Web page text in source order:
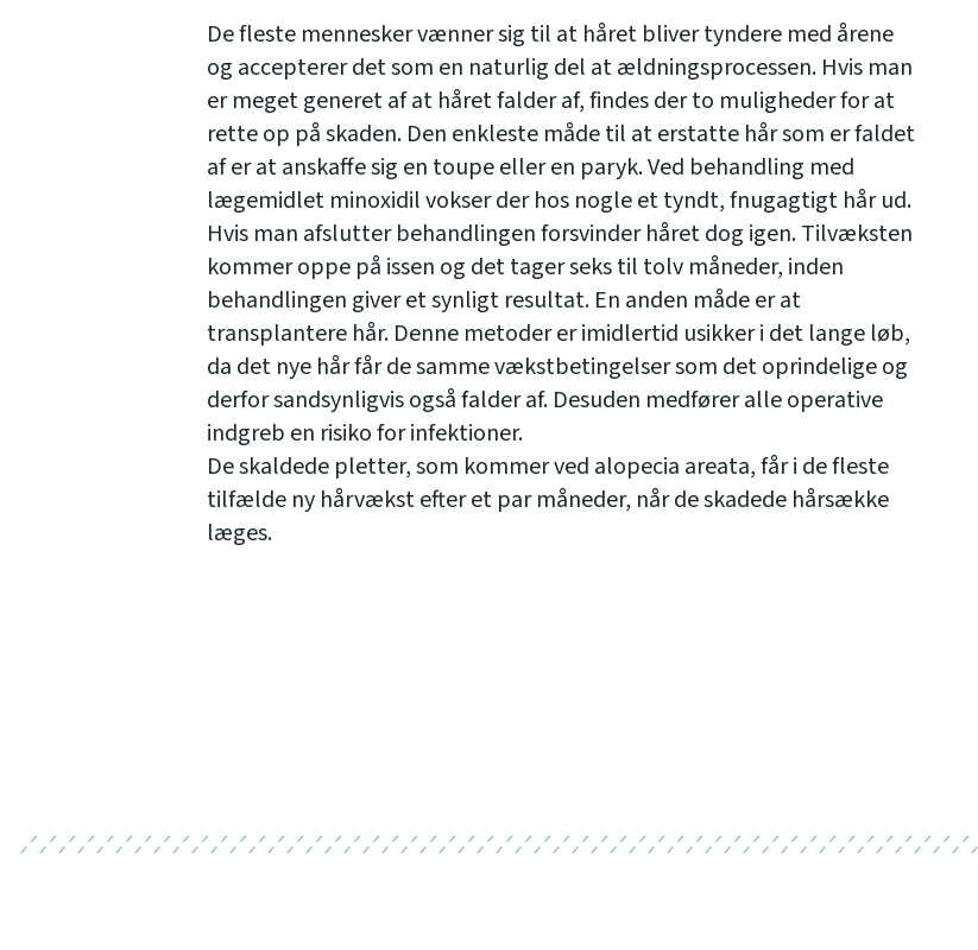
De fleste mennesker vænner sig til at håret bliver tyndere med årene
og accepterer det som en naturlig del at ældningsprocessen. Hvis man
er meget generet af at håret falder af, findes der to muligheder for at
rette op på skaden. Den enkleste måde til at erstatte hår som er faldet
af er at anskaffe sig en toupe eller en paryk. Ved behandling med
lægemidlet minoxidil vokser der hos nogle et tyndt, fnugagtigt hår ud.
Hvis man afslutter behandlingen forsvinder håret dog igen. Tilvæksten
kommer oppe på issen og det tager seks til tolv måneder, inden
behandlingen giver et synligt resultat. En anden måde er at
transplantere hår. Denne metoder er imidlertid usikker i det lange løb,
da det nye hår får de samme vækstbetingelser som det oprindelige og
derfor sandsynligvis også falder af. Desuden medfører alle operative
indgreb en risiko for infektioner.
De skaldede pletter, som kommer ved alopecia areata, får i de fleste
tilfælde ny hårvækst efter et par måneder, når de skadede hårsække
læges.